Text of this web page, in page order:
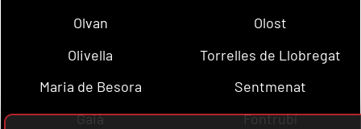
Olvan
Olost
Olivella
Torrelles de Llobregat
Maria de Besora
Sentmenat
Gaià
Fontrubí